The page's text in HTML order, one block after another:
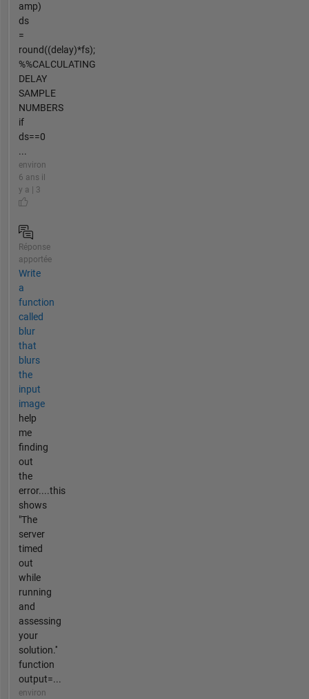
amp)
ds
=
round((delay)*fs);
%%CALCULATING
DELAY
SAMPLE
NUMBERS
if
ds==0
...
environ
6 ans il
y a | 3
Réponse
apportée
Write
a
function
called
blur
that
blurs
the
input
image
help
me
finding
out
the
error....this
shows
"The
server
timed
out
while
running
and
assessing
your
solution.''
function
output=...
environ